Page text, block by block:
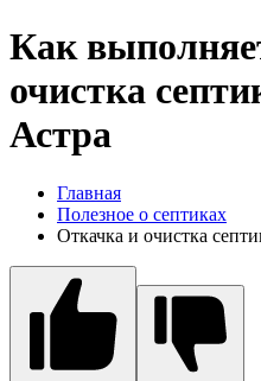
Как
очистка
Астра
Главная
Полезное о септиках
Откачка и очистка